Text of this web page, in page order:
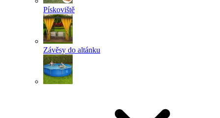
Pískoviště
Závěsy do altánku